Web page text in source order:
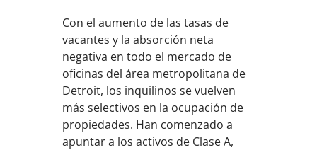
Con el aumento de las tasas de
vacantes y la absorción neta
negativa en todo el mercado de
oficinas del área metropolitana de
Detroit, los inquilinos se vuelven
más selectivos en la ocupación de
propiedades. Han comenzado a
apuntar a los activos de Clase A,